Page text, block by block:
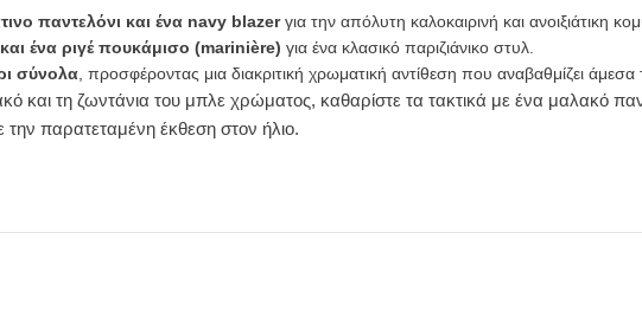
παντελόνι και ένα navy blazerγια την απόλυτη καλοκαιρινή και ανοιξιάτικη
ένα ριγέ πουκάμισο (marinière) για ένα κλασικό παριζιάνικο στυλ.
σύνολα , προσφέροντας μια διακριτική χρωματική αντίθεση που αναβαθμίζει
και τη ζωντάνια του μπλε χρώματος, καθαρίστε τα τακτικά με ένα μαλακό
παρατεταμένη έκθεση στον ήλιο.